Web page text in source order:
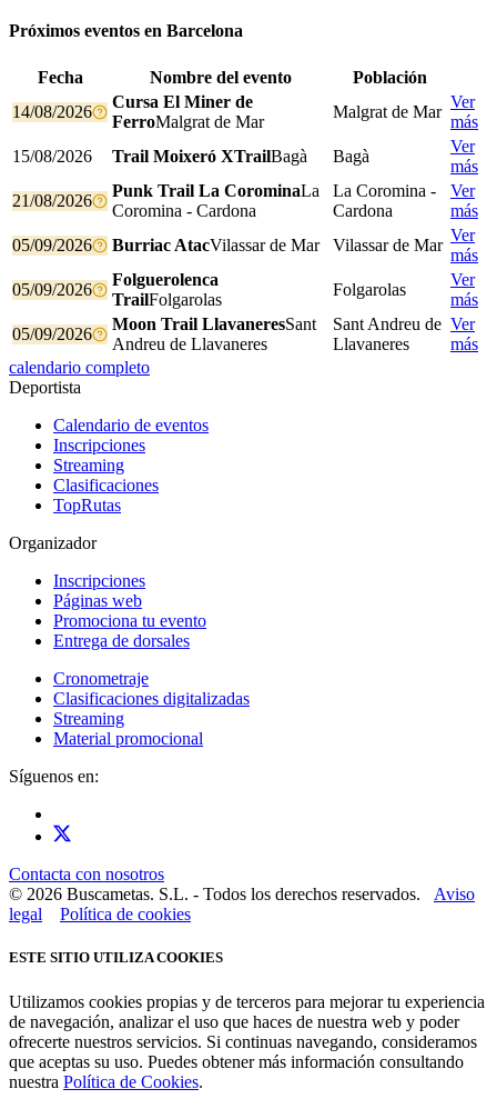
Próximos eventos en Barcelona
Fecha Nombre del evento
Población
14/08/2026
Cursa El Miner de
FerroMalgrat de Mar
Malgrat de Mar
Ver
más
15/08/2026
Trail Moixeró XTrailBagà Bagà
Ver
más
21/08/2026
Punk Trail La CorominaLa
Coromina - Cardona
La Coromina -
Cardona
Ver
más
05/09/2026
Burriac AtacVilassar de Mar Vilassar de Mar
Ver
más
05/09/2026
Folguerolenca
TrailFolgarolas​​
Folgarolas​​
Ver
más
05/09/2026
Moon Trail LlavaneresSant
Andreu de Llavaneres
Sant Andreu de
Llavaneres
Ver
más
calendario completo
Deportista
Calendario de eventos
Inscripciones
Streaming
Clasificaciones
TopRutas
Organizador
Inscripciones
Páginas web
Promociona tu evento
Entrega de dorsales
Cronometraje
Clasificaciones digitalizadas
Streaming
Material promocional
Síguenos en:
Contacta con nosotros
© 2026 Buscametas. S.L. - Todos los derechos reservados. Aviso
legal
Política de cookies
ESTE SITIO UTILIZA COOKIES
Utilizamos cookies propias y de terceros para mejorar tu experiencia
de navegación, analizar el uso que haces de nuestra web y poder
ofrecerte nuestros servicios. Si continuas navegando, consideramos
que aceptas su uso. Puedes obtener más información consultando
nuestra Política de Cookies.